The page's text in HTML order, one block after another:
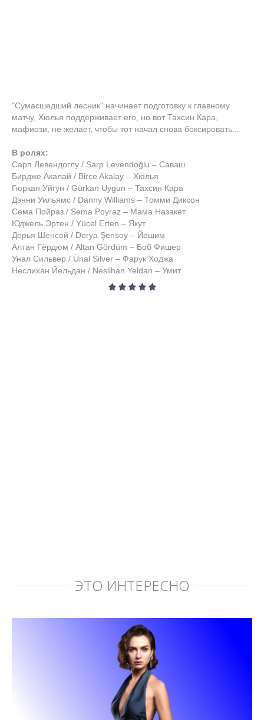
"Сумасшедший лесник" начинает подготовку к главному
матчу, Хюлья поддерживает его, но вот Тахсин Кара,
мафиози, не желает, чтобы тот начал снова боксировать...
В ролях:
Сарп Левендоглу / Sarp Levendoğlu – Саваш
Бирдже Акалай / Birce Akalay – Хюлья
Гюркан Уйгун / Gürkan Uygun – Тахсин Кара
Дэнни Уильямс / Danny Williams – Томми Диксон
Сема Пойраз / Sema Poyraz – Мама Назакет
Юджель Эртен / Yücel Erten – Якут
Дерья Шенсой / Derya Şensoy – Йешим
Алтан Гёрдюм / Altan Gördüm – Боб Фишер
Унал Сильвер / Ünal Silver – Фарук Ходжа
Неслихан Йельдан / Neslihan Yeldan – Умит
ЭТО ИНТЕРЕСНО